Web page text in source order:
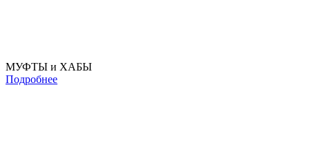
МУФТЫ и ХАБЫ
Подробнее